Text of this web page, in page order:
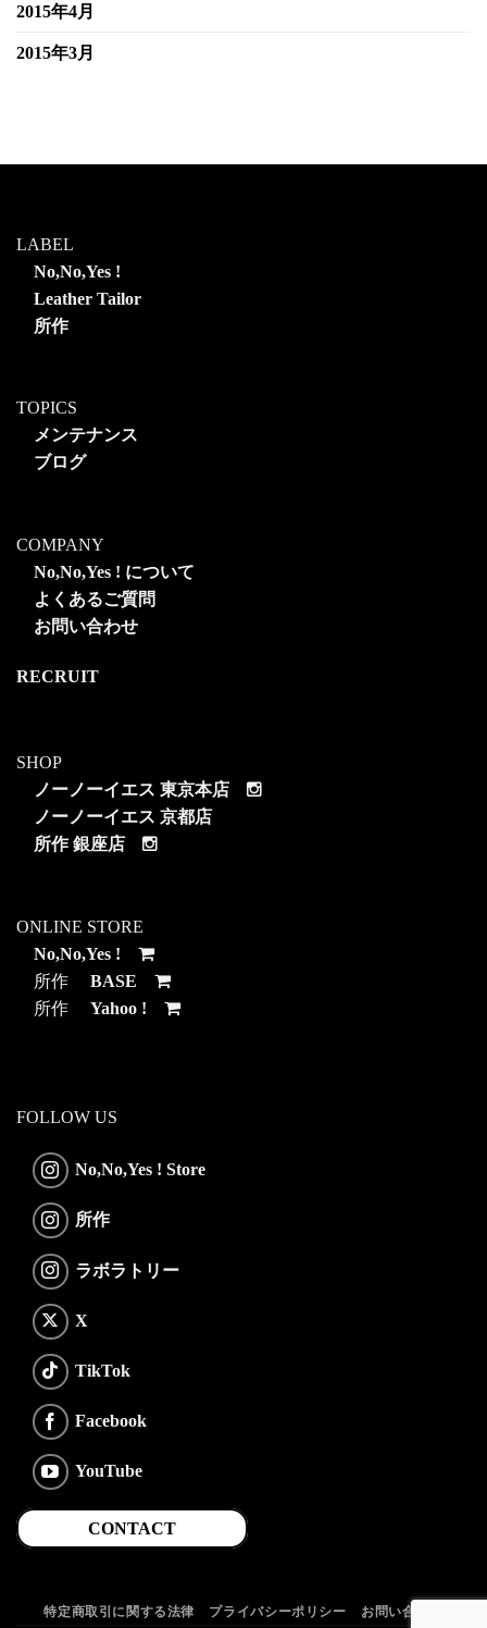
2015年4月
2015年3月
LABEL
No,No,Yes !
Leather Tailor
所作
TOPICS
メンテナンス
ブログ
COMPANY
No,No,Yes ! について
よくあるご質問
お問い合わせ
RECRUIT
SHOP
ノーノーイエス 東京本店
ノーノーイエス 京都店
所作 銀座店
ONLINE STORE
No,No,Yes !
所作 BASE
所作 Yahoo !
FOLLOW US
No,No,Yes ! Store
所作
ラボラトリー
X
TikTok
Facebook
YouTube
CONTACT
特定商取引に関する法律 プライバシーポリシー お問い合わせ